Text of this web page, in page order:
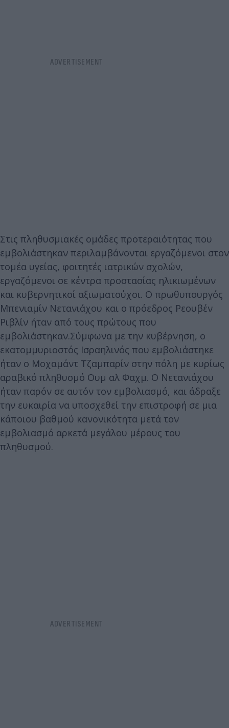
Στις πληθυσμιακές ομάδες προτεραιότητας που
εμβολιάστηκαν περιλαμβάνονται εργαζόμενοι στον
τομέα υγείας, φοιτητές ιατρικών σχολών,
εργαζόμενοι σε κέντρα προστασίας ηλικιωμένων
και κυβερνητικοί αξιωματούχοι. Ο πρωθυπουργός
Μπενιαμίν Νετανιάχου και ο πρόεδρος Ρεουβέν
Ριβλίν ήταν από τους πρώτους που
εμβολιάστηκαν.Σύμφωνα με την κυβέρνηση, ο
εκατομμυριοστός Ισραηλινός που εμβολιάστηκε
ήταν ο Μοχαμάντ Τζαμπαρίν στην πόλη με κυρίως
αραβικό πληθυσμό Ουμ αλ Φαχμ. Ο Νετανιάχου
ήταν παρόν σε αυτόν τον εμβολιασμό, και άδραξε
την ευκαιρία να υποσχεθεί την επιστροφή σε μια
κάποιου βαθμού κανονικότητα μετά τον
εμβολιασμό αρκετά μεγάλου μέρους του
πληθυσμού.